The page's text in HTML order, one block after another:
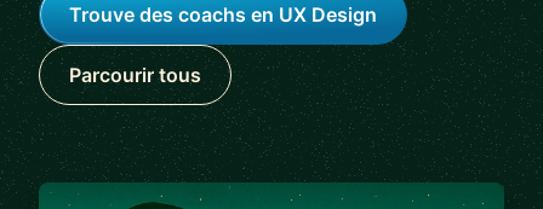
Trouve des coachs en UX Design
Parcourir tous